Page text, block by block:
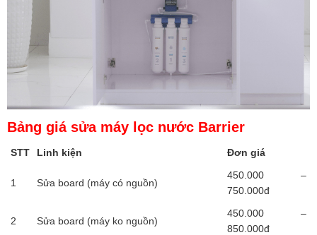
Bảng giá sửa máy lọc nước Barrier
STT Linh kiện Đơn giá
1 Sửa board (máy có nguồn)
450.000 –
750.000đ
2 Sửa board (máy ko nguồn)
450.000 –
850.000đ